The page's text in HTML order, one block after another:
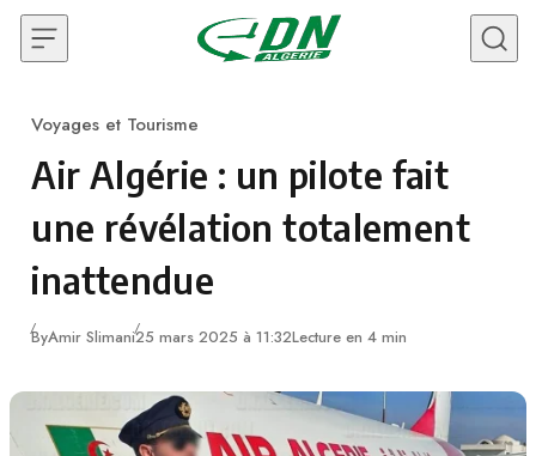
Skip to content
Category
Voyages et Tourisme
Air Algérie : un pilote fait
une révélation totalement
inattendue
ByAmir Slimani25 mars 2025 à 11:32Lecture en 4 min